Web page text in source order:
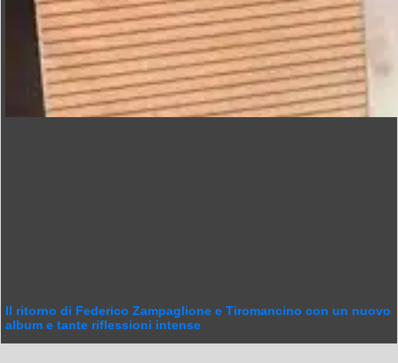
Il ritorno di Federico Zampaglione e Tiromancino con un nuovo
album e tante riflessioni intense